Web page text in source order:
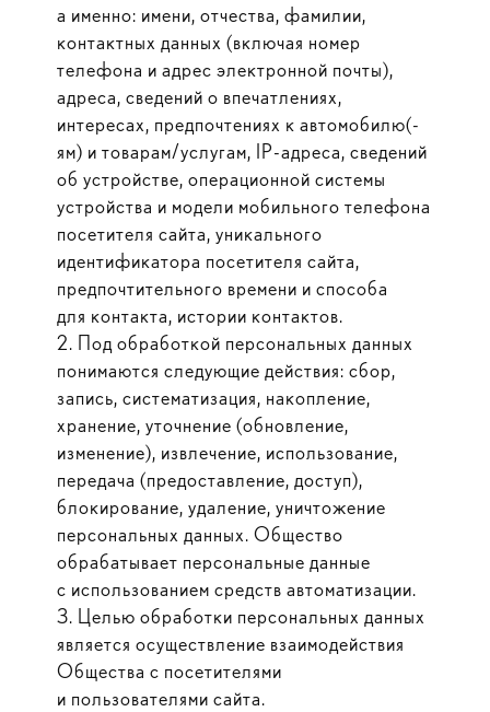
а именно: имени, отчества, фамилии,
контактных данных (включая номер
телефона и адрес электронной почты),
адреса, сведений о впечатлениях,
интересах, предпочтениях к автомобилю(-
ям) и товарам/услугам, IP-адреса, сведений
об устройстве, операционной системы
устройства и модели мобильного телефона
посетителя сайта, уникального
идентификатора посетителя сайта,
предпочтительного времени и способа
для контакта, истории контактов.
2. Под обработкой персональных данных
понимаются следующие действия: сбор,
запись, систематизация, накопление,
хранение, уточнение (обновление,
изменение), извлечение, использование,
передача (предоставление, доступ),
блокирование, удаление, уничтожение
персональных данных. Общество
обрабатывает персональные данные
с использованием средств автоматизации.
3. Целью обработки персональных данных
является осуществление взаимодействия
Общества с посетителями
и пользователями сайта.